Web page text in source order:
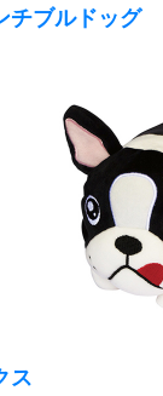
チブルドッグ
ス